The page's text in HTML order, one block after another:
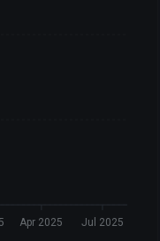
Apr 2025 Jul 2025